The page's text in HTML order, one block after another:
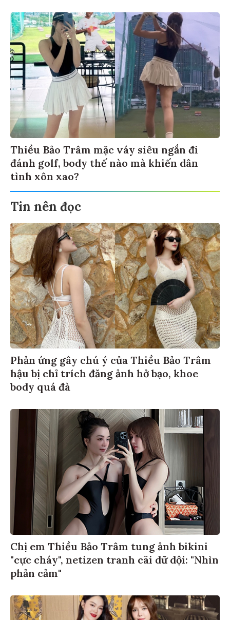
Thiều Bảo Trâm mặc váy siêu ngắn đi
đánh golf, body thế nào mà khiến dân
tình xôn xao?
Tin nên đọc
Phản ứng gây chú ý của Thiều Bảo Trâm
hậu bị chỉ trích đăng ảnh hở bạo, khoe
body quá đà
Chị em Thiều Bảo Trâm tung ảnh bikini
"cực cháy", netizen tranh cãi dữ dội: "Nhìn
phản cảm"